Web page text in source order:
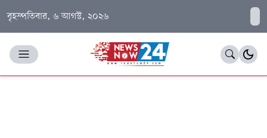
বৃহস্পতিবার, ৬ আগস্ট, ২০২৬